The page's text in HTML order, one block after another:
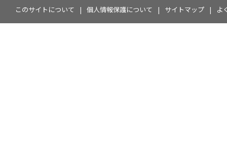
このサイトについて 個人情報保護について サイトマップ よ